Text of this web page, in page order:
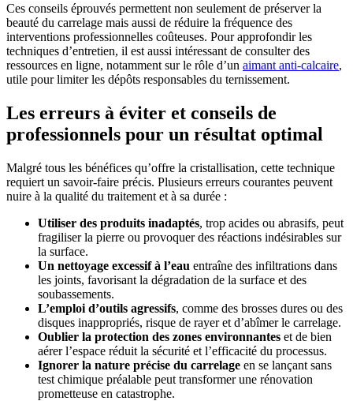
Ces conseils éprouvés permettent non seulement de préserver la
beauté du carrelage mais aussi de réduire la fréquence des
interventions professionnelles coûteuses. Pour approfondir les
techniques d’entretien, il est aussi intéressant de consulter des
ressources en ligne, notamment sur le rôle d’un aimant anti-calcaire,
utile pour limiter les dépôts responsables du ternissement.
Les erreurs à éviter et conseils de
professionnels pour un résultat optimal
Malgré tous les bénéfices qu’offre la cristallisation, cette technique
requiert un savoir-faire précis. Plusieurs erreurs courantes peuvent
nuire à la qualité du traitement et à sa durée :
Utiliser des produits inadaptés, trop acides ou abrasifs, peut
fragiliser la pierre ou provoquer des réactions indésirables sur
la surface.
Un nettoyage excessif à l’eau entraîne des infiltrations dans
les joints, favorisant la dégradation de la surface et des
soubassements.
L’emploi d’outils agressifs, comme des brosses dures ou des
disques inappropriés, risque de rayer et d’abîmer le carrelage.
Oublier la protection des zones environnantes et de bien
aérer l’espace réduit la sécurité et l’efficacité du processus.
Ignorer la nature précise du carrelage en se lançant sans
test chimique préalable peut transformer une rénovation
prometteuse en catastrophe.